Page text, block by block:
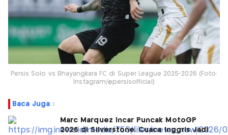
Persis Solo vs Bhayangkara FC di Super League 2025-2026 (Foto:
Instagram/@persisofficial)
Baca Juga :
Marc Marquez Incar Puncak MotoGP
2026 di Silverstone, Cuaca Inggris Jadi